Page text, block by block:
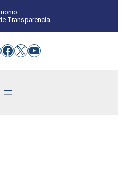
Transparencia
Facebook
X YouTube